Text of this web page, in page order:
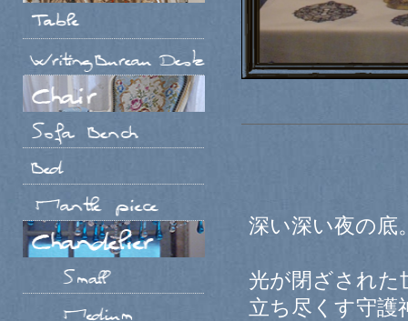
深い深い夜の底
光が閉ざされた
立ち尽くす守